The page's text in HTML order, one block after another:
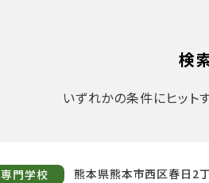
検
いずれかの条件にヒット
専門学校 熊本県熊本市西区春日2